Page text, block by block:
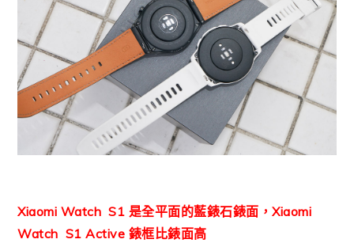
Xiaomi Watch S1 是全平面的藍錶石錶面，Xiaomi
Watch S1 Active 錶框比錶面高